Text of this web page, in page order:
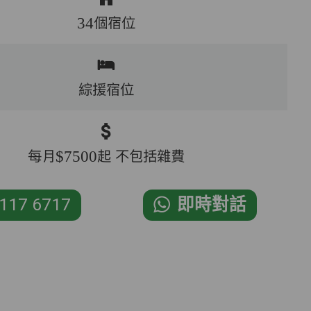
34個宿位
綜援宿位
每月$7500起 不包括雜費
6717 即時對話